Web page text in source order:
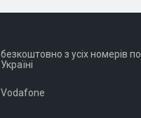
безкоштовно з усіх номерів по
Україні
Vodafone